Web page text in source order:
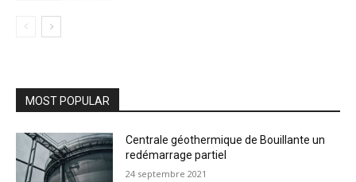
MOST POPULAR
Centrale géothermique de Bouillante un
redémarrage partiel
24 septembre 2021